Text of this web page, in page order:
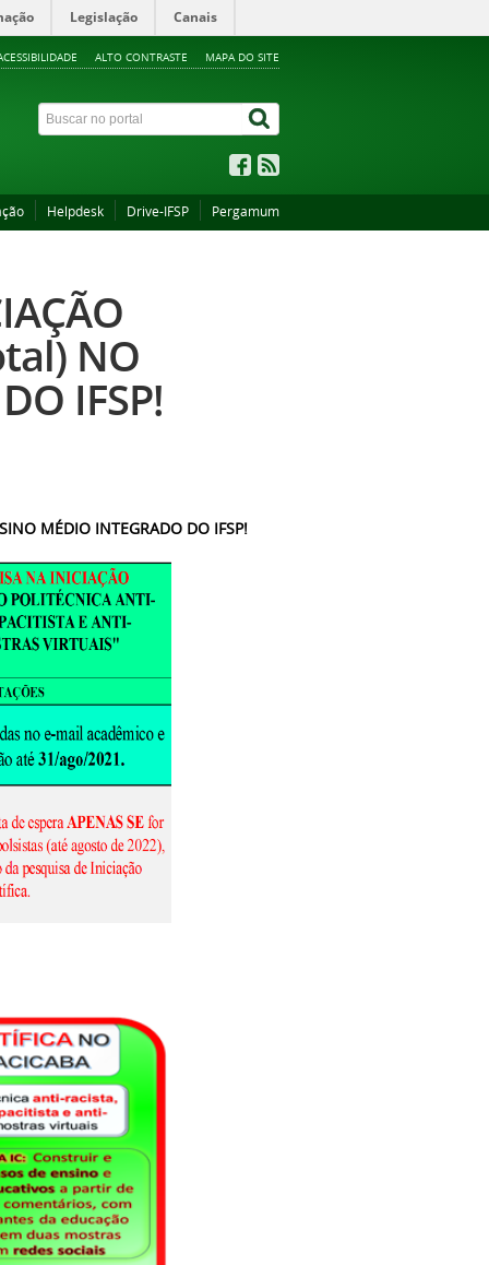
Legislação Canais
ALTO CONTRASTE MAPA DO SITE
Helpdesk Drive-IFSP Pergamum
NO
IFSP!
MÉDIO INTEGRADO DO IFSP!